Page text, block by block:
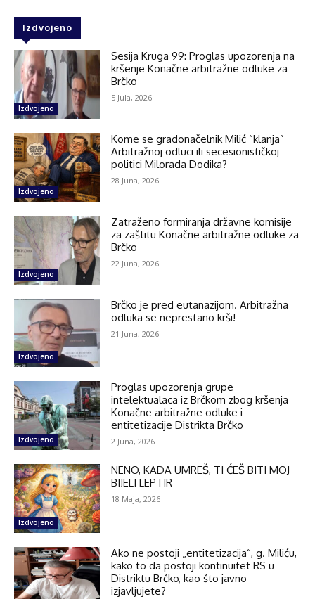
Izdvojeno
Izdvojeno
Sesija Kruga 99: Proglas upozorenja na
kršenje Konačne arbitražne odluke za
Brčko
5 Jula, 2026
Izdvojeno
Kome se gradonačelnik Milić “klanja”
Arbitražnoj odluci ili secesionističkoj
politici Milorada Dodika?
28 Juna, 2026
Izdvojeno
Zatraženo formiranja državne komisije
za zaštitu Konačne arbitražne odluke za
Brčko
22 Juna, 2026
Izdvojeno
Brčko je pred eutanazijom. Arbitražna
odluka se neprestano krši!
21 Juna, 2026
Izdvojeno
Proglas upozorenja grupe
intelektualaca iz Brčkom zbog kršenja
Konačne arbitražne odluke i
entitetizacije Distrikta Brčko
2 Juna, 2026
Izdvojeno
NENO, KADA UMREŠ, TI ĆEŠ BITI MOJ
BIJELI LEPTIR
18 Maja, 2026
Ako ne postoji „entitetizacija“, g. Miliću,
kako to da postoji kontinuitet RS u
Distriktu Brčko, kao što javno
izjavljujete?